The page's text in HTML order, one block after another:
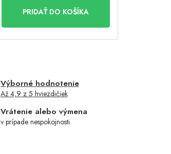
PRIDAŤ DO KOŠÍKA
Výborné hodnotenie
Až 4,9 z 5 hviezdičiek
Vrátenie alebo výmena
v prípade nespokojnosti